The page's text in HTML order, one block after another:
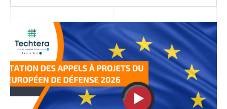
catégorie
Défense